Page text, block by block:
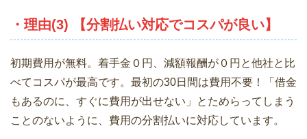
・理由(3) 【分割払い対応でコスパが良い】
初期費用が無料。着手金０円、減額報酬が０円と他社と比
べてコスパが最高です。最初の30日間は費用不要！「借金
もあるのに、すぐに費用が出せない」とためらってしまう
ことのないように、費用の分割払いに対応しています。